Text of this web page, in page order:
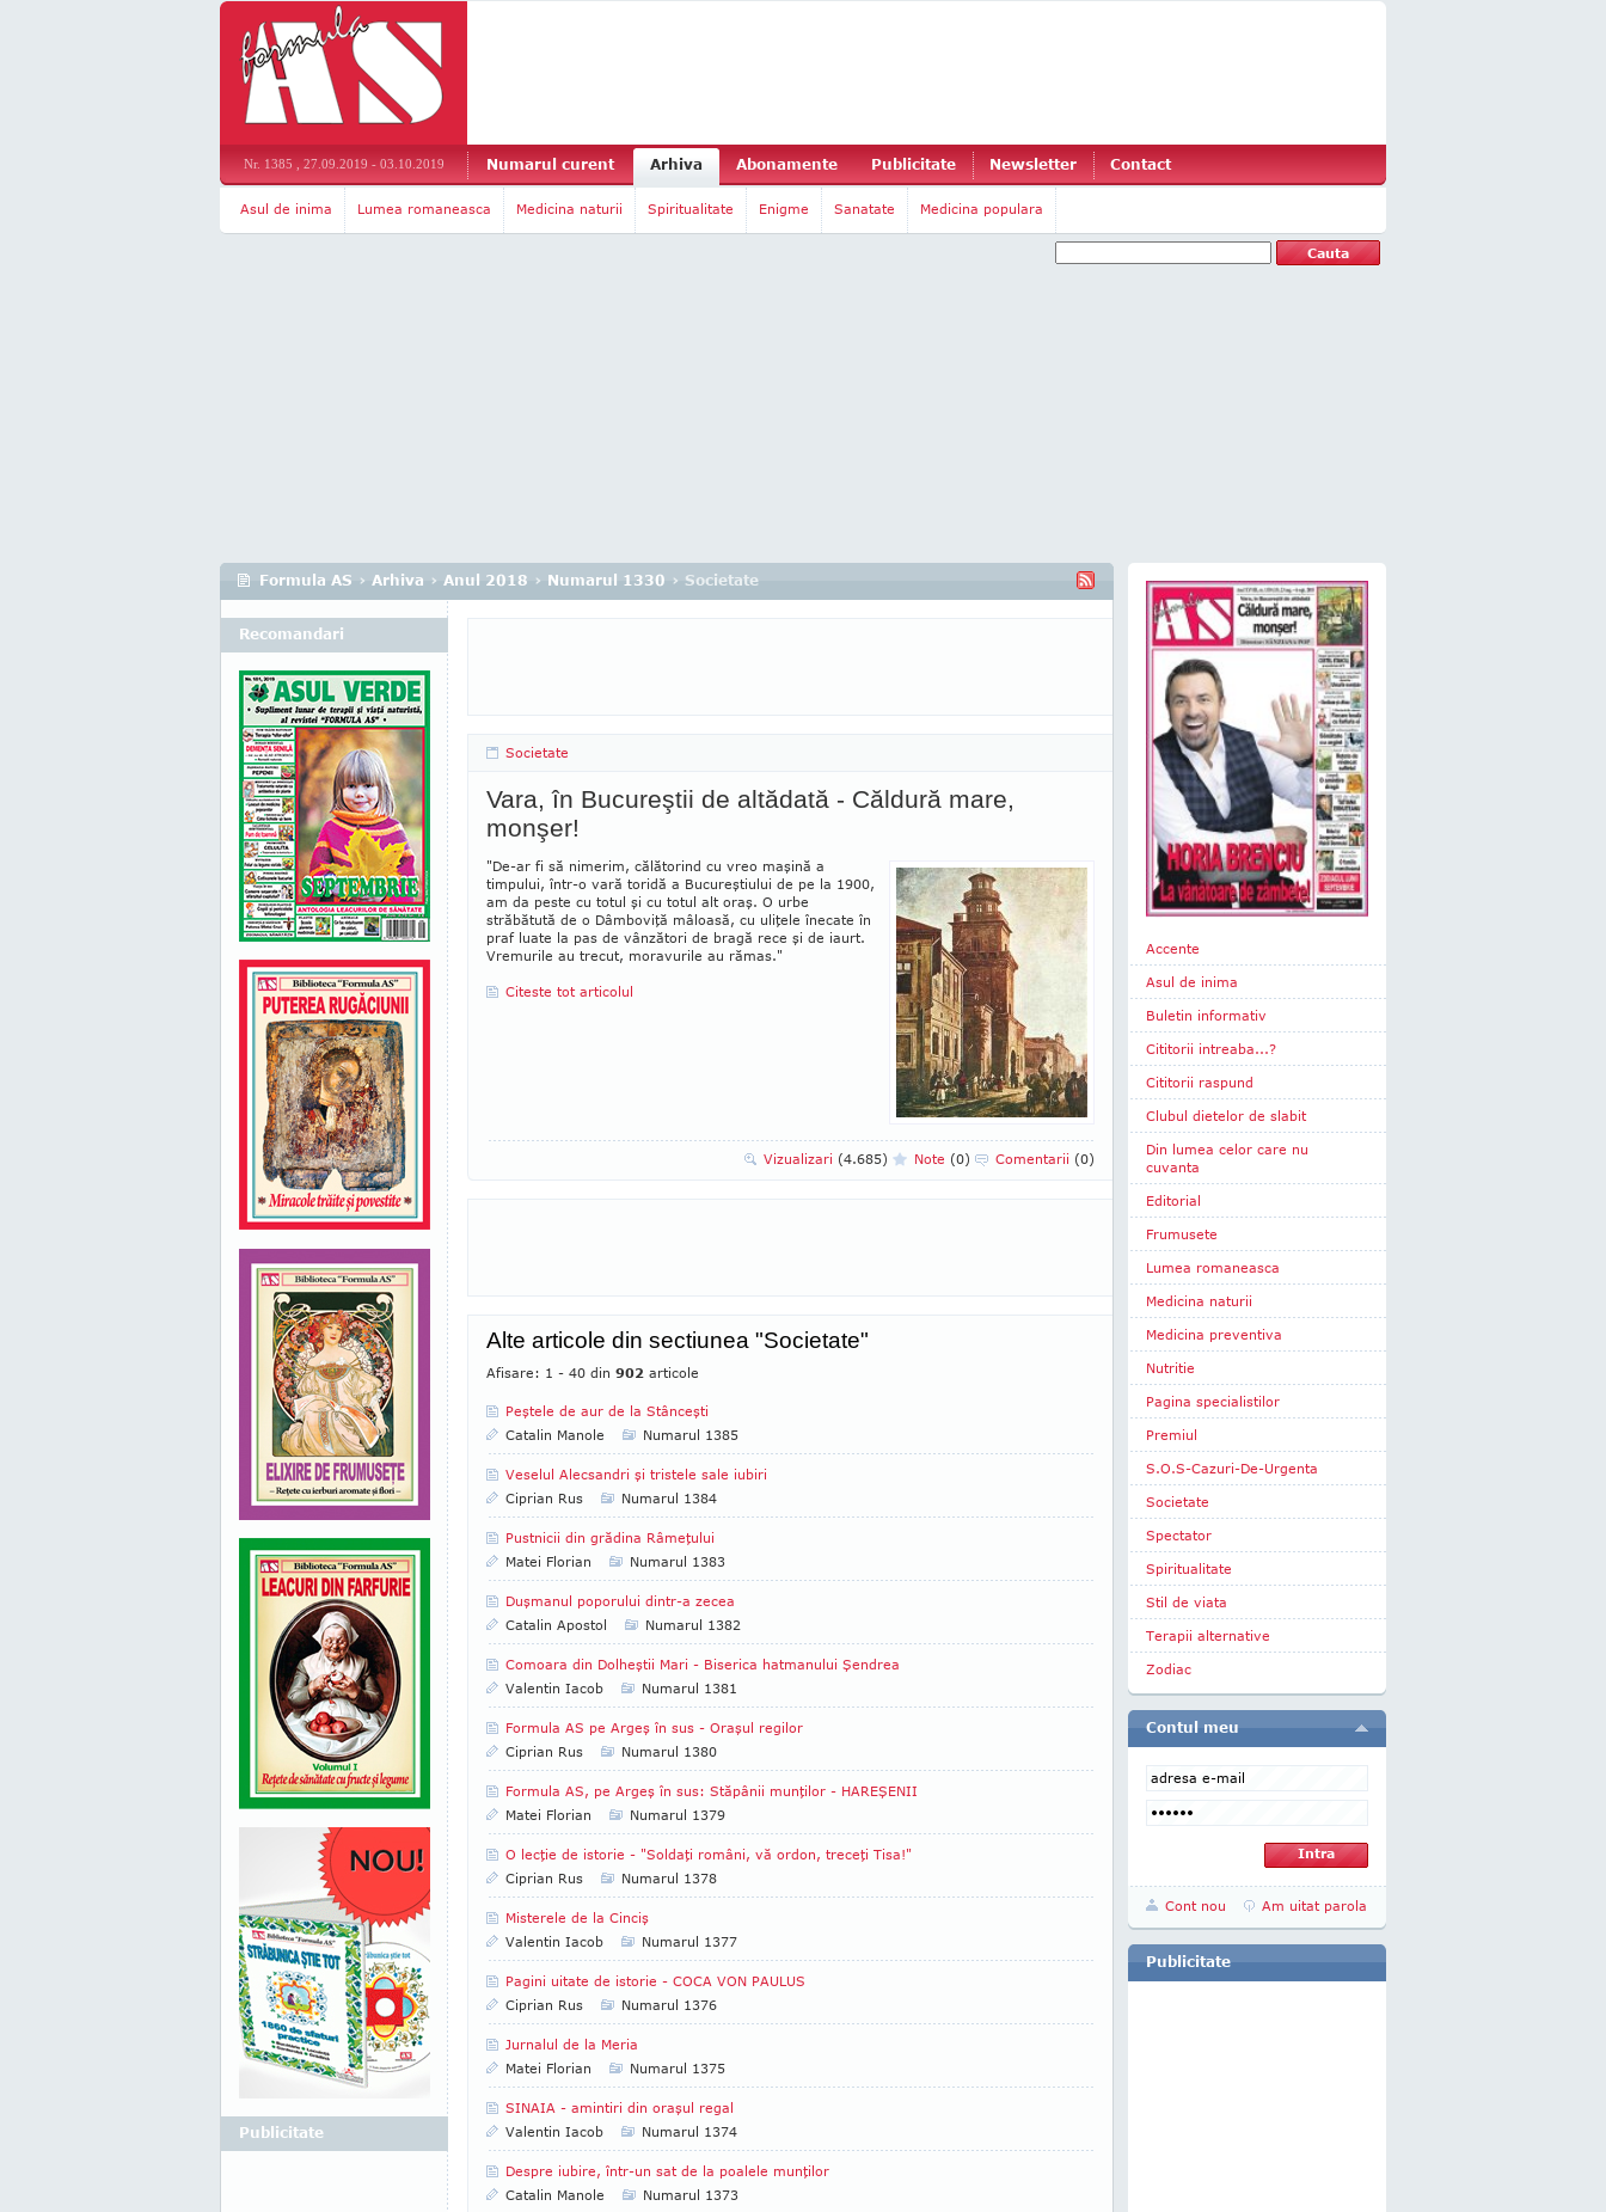
Nr. 1385 , 27.09.2019 - 03.10.2019 Numarul curent Arhiva Abonamente Publicitate Newsletter Contact
Asul de inima Lumea romaneasca Medicina naturii Spiritualitate Enigme Sanatate Medicina populara
Formula AS › Arhiva › Anul 2018 › Numarul 1330 › Societate
Societate
Vara, în Bucureştii de altădată - Căldură mare,
monşer!
"De-ar fi să nimerim, călătorind cu vreo maşină a
timpului, într-o vară toridă a Bucureştiului de pe la 1900,
am da peste cu totul şi cu totul alt oraş. O urbe
străbătută de o Dâmboviţă mâloasă, cu uliţele înecate în
praf luate la pas de vânzători de bragă rece şi de iaurt.
Vremurile au trecut, moravurile au rămas."
Citeste tot articolul
Vizualizari (4.685) Note (0) Comentarii (0)
Alte articole din sectiunea "Societate"
Afisare: 1 - 40 din 902 articole
Peştele de aur de la Stânceşti
Catalin Manole
Numarul 1385
Veselul Alecsandri şi tristele sale iubiri
Ciprian Rus
Numarul 1384
Pustnicii din grădina Râmeţului
Matei Florian
Numarul 1383
Duşmanul poporului dintr-a zecea
Catalin Apostol
Numarul 1382
Comoara din Dolheştii Mari - Biserica hatmanului Şendrea
Valentin Iacob
Numarul 1381
Formula AS pe Argeş în sus - Oraşul regilor
Ciprian Rus
Numarul 1380
Formula AS, pe Argeş în sus: Stăpânii munţilor - HAREŞENII
Matei Florian
Numarul 1379
O lecţie de istorie - "Soldaţi români, vă ordon, treceţi Tisa!"
Ciprian Rus
Numarul 1378
Misterele de la Cinciş
Valentin Iacob
Numarul 1377
Pagini uitate de istorie - COCA VON PAULUS
Ciprian Rus
Numarul 1376
Jurnalul de la Meria
Matei Florian
Numarul 1375
SINAIA - amintiri din oraşul regal
Valentin Iacob
Numarul 1374
Despre iubire, într-un sat de la poalele munţilor
Catalin Manole
Numarul 1373
Recomandari
Publicitate
Accente
Asul de inima
Buletin informativ
Cititorii intreaba...?
Cititorii raspund
Clubul dietelor de slabit
Din lumea celor care nu
cuvanta
Editorial
Frumusete
Lumea romaneasca
Medicina naturii
Medicina preventiva
Nutritie
Pagina specialistilor
Premiul
S.O.S-Cazuri-De-Urgenta
Societate
Spectator
Spiritualitate
Stil de viata
Terapii alternative
Zodiac
Contul meu
Cont nou Am uitat parola
Publicitate